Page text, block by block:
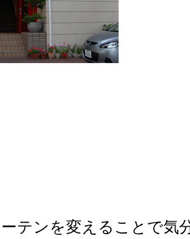
テンを変えることで気